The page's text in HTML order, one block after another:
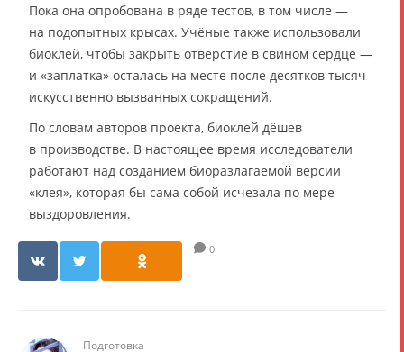
Пока она опробована в ряде тестов, в том числе —
на подопытных крысах. Учёные также использовали
биоклей, чтобы закрыть отверстие в свином сердце —
и «заплатка» осталась на месте после десятков тысяч
искусственно вызванных сокращений.
По словам авторов проекта, биоклей дёшев
в производстве. В настоящее время исследователи
работают над созданием биоразлагаемой версии
«клея», которая бы сама собой исчезала по мере
выздоровления.
0
Подготовка